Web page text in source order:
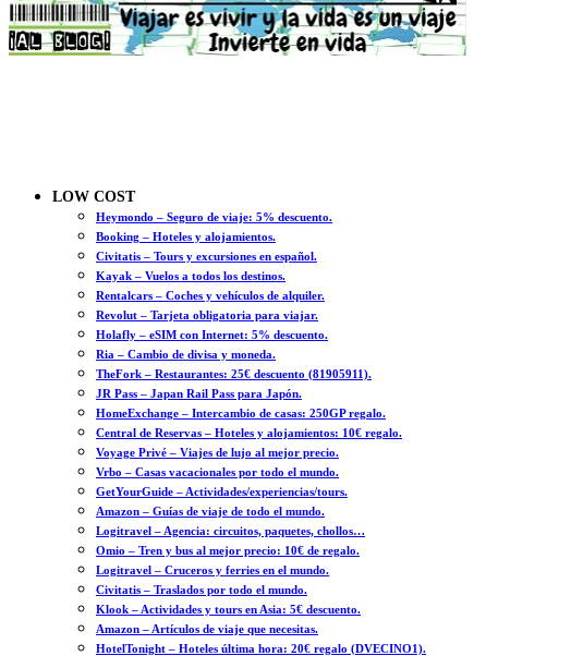
LOW COST
Heymondo – Seguro de viaje: 5% descuento.
Booking – Hoteles y alojamientos.
Civitatis – Tours y excursiones en español.
Kayak – Vuelos a todos los destinos.
Rentalcars – Coches y vehículos de alquiler.
Revolut – Tarjeta obligatoria para viajar.
Holafly – eSIM con Internet: 5% descuento.
Ria – Cambio de divisa y moneda.
TheFork – Restaurantes: 25€ descuento (81905911).
JR Pass – Japan Rail Pass para Japón.
HomeExchange – Intercambio de casas: 250GP regalo.
Central de Reservas – Hoteles y alojamientos: 10€ regalo.
Voyage Privé – Viajes de lujo al mejor precio.
Vrbo – Casas vacacionales por todo el mundo.
GetYourGuide – Actividades/experiencias/tours.
Amazon – Guías de viaje de todo el mundo.
Logitravel – Agencia: circuitos, paquetes, chollos…
Omio – Tren y bus al mejor precio: 10€ de regalo.
Logitravel – Cruceros y ferries en el mundo.
Civitatis – Traslados por todo el mundo.
Klook – Actividades y tours en Asia: 5€ descuento.
Amazon – Artículos de viaje que necesitas.
HotelTonight – Hoteles última hora: 20€ regalo (DVECINO1).